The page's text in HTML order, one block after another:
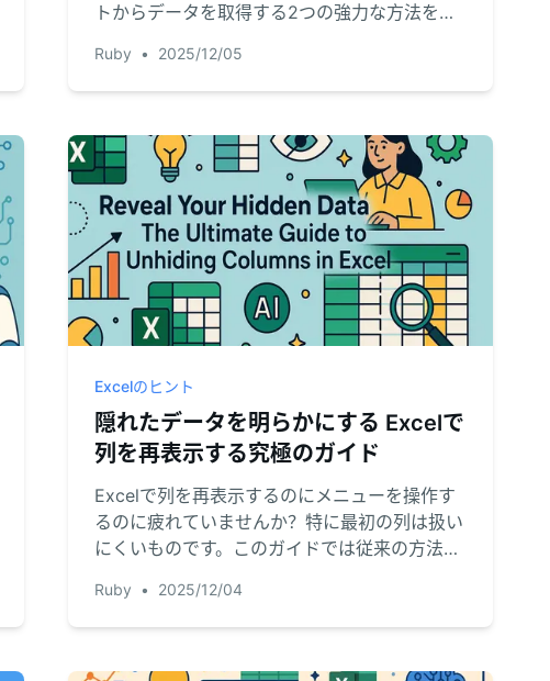
トからデータを取得する2つの強力な方法を解
を活用したアプローチです。あなたに最適な解
決策を見つけましょう。
Ruby • 2025/12/05
Excelのヒント
隠れたデータを明らかにする Excelで
列を再表示する究極のガイド
Excelで列を再表示するのにメニューを操作す
るのに疲れていませんか？特に最初の列は扱い
にくいものです。このガイドでは従来の方法を
ます。尋ねるだけで、隠れたデータが即座に表
示されます。探すのをやめて、分析を始めまし
Ruby • 2025/12/04